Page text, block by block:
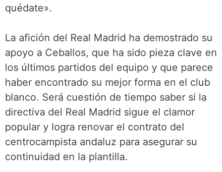
quédate».
La afición del Real Madrid ha demostrado su
apoyo a Ceballos, que ha sido pieza clave en
los últimos partidos del equipo y que parece
haber encontrado su mejor forma en el club
blanco. Será cuestión de tiempo saber si la
directiva del Real Madrid sigue el clamor
popular y logra renovar el contrato del
centrocampista andaluz para asegurar su
continuidad en la plantilla.